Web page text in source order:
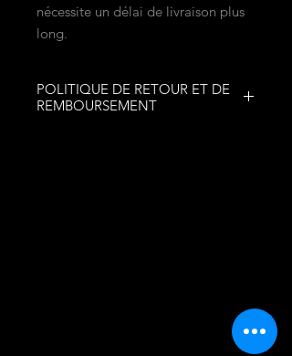
nécessite un délai de livraison plus
long.
POLITIQUE DE RETOUR ET DE
REMBOURSEMENT